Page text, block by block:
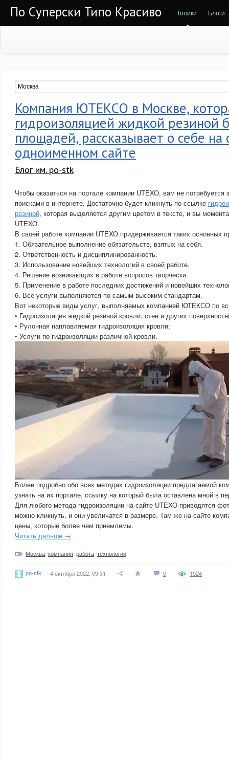
По Суперски Типо Красиво Топики Блоги
Компания ЮТЕКСО в Москве,
гидроизоляцией жидкой резиной
площадей, рассказывает о себе на
одноименном сайте
Блог им. po-stk
Чтобы оказаться на портале компании UTEXO, вам не потребуется
поисками в интернете. Достаточно будет кликнуть по ссылке
резиной, которая выделяется другим цветом в тексте, и вы
UTEXO.
В своей работе компании UTEXO придерживается таких основных
1. Обязательное выполнение обязательств, взятых на себя.
2. Ответственность и дисциплинированность.
3. Использование новейших технологий в своей работе.
4. Решение возникающих в работе вопросов творчески.
5. Применение в работе последних достижений и новейших
6. Все услуги выполняются по самым высоким стандартам.
Вот некоторые виды услуг, выполняемых компанией ЮТЕКСО по
• Гидроизоляция жидкой резиной кровли, стен и других
• Рулонная наплавляемая гидроизоляция кровли;
• Услуги по гидроизоляции различной кровли.
Более подробно обо всех методах гидроизоляции предлагаемой
узнать на их портале, ссылку на который была оставлена мной в
Для любого метода гидроизоляции на сайте UTEXO приводятся
можно кликнуть, и они увеличатся в размере. Там же на сайте
цены, которые более чем приемлемы.
Читать дальше →
Москва компания работа технологии
po-stk 4 октября 2022, 09:31 0 1524